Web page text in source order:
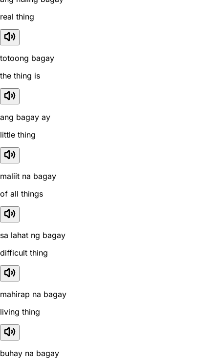
real thing
totoong bagay
the thing is
ang bagay ay
little thing
maliit na bagay
of all things
sa lahat ng bagay
difficult thing
mahirap na bagay
living thing
buhay na bagay